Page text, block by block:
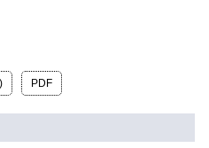
PDF